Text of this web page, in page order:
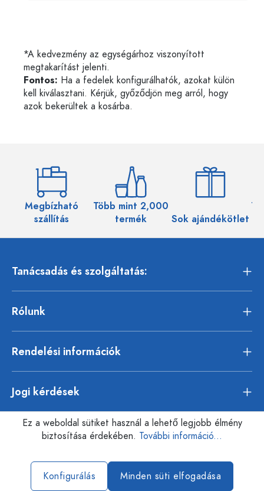
*A kedvezmény az egységárhoz viszonyított
megtakarítást jelenti.
Fontos: Ha a fedelek konfigurálhatók, azokat külön
kell kiválasztani. Kérjük, győződjön meg arról, hogy
azok bekerültek a kosárba.
Megbízható
szállítás
Több mint 2,000
termék
Sok ajándékötlet
Tanácsadás és szolgáltatás:
Rólunk
Rendelési információk
Jogi kérdések
Ez a weboldal sütiket használ a lehető legjobb élmény
biztosítása érdekében. További információ...
Konfigurálás Minden süti elfogadása